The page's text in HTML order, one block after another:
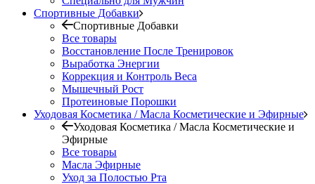
Спортивные Добавки
Спортивные Добавки
Все товары
Восстановление После Тренировок
Выработка Энергии
Коррекция и Контроль Веса
Мышечный Рост
Протеиновые Порошки
Уходовая Косметика / Масла Косметические и Эфирные
Уходовая Косметика / Масла Косметические и
Эфирные
Все товары
Масла Эфирные
Уход за Полостью Рта